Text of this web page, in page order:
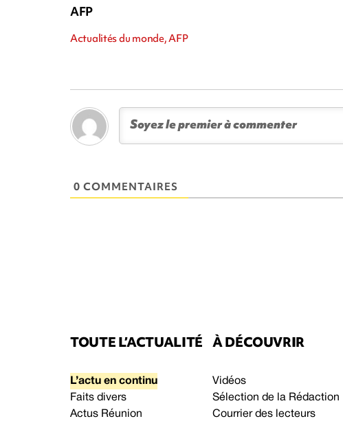
AFP
Actualités du monde, AFP
0 COMMENTAIRES
TOUTE L’ACTUALITÉ
L’actu en continu
Faits divers
Actus Réunion
À DÉCOUVRIR
Vidéos
Sélection de la Rédaction
Courrier des lecteurs